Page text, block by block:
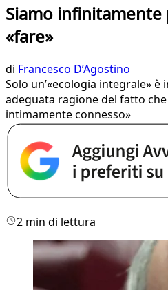
Siamo
«fare»
di Francesco D’Agostino
Solo un’«ecologia integrale»
adeguata ragione del fatto
intimamente connesso»
2 min di lettura